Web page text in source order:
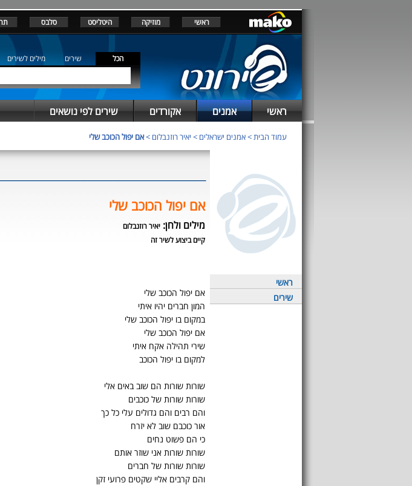
ראשי מוזיקה היטליסט סלבס
הכל שירים מילים לשירים
ראשי אמנים אקורדים שירים לפי נושאים
עמוד הבית>אמנים ישראלים > יאיר רוזנבלום >אם יפול הכוכב שלי
ראשי
שירים
אם יפול הכוכב שלי
מילים ולחן: יאיר רוזנבלום
קיים ביצוע לשיר זה
אם יפול הכוכב שלי
המון חברים יהיו איתי
במקום בו יפול הכוכב שלי
אם יפול הכוכב שלי
שירי תהילה אקח איתי
למקום בו יפול הכוכב
שורות שורות הם שוב באים אלי
שורות שורות של כוכבים
והם רבים והם גדולים עלי כל כך
אור כוכבם שוב לא יזרח
כי הם פשוט נחים
שורות שורות אני שוזר אותם
שורות שורות של חברים
והם קרבים אליי שקטים פרועי זקן